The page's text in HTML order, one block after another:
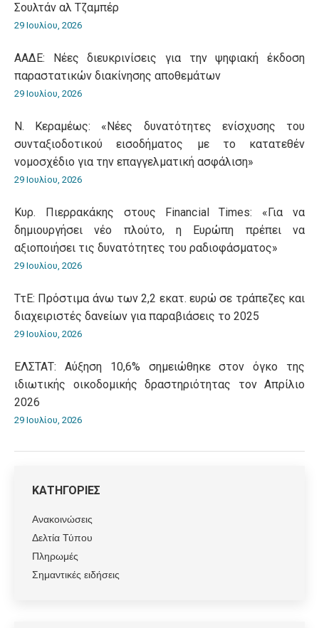
Σουλτάν αλ Τζαμπέρ
29 Ιουλίου, 2026
ΑΑΔΕ: Νέες διευκρινίσεις για την ψηφιακή έκδοση
παραστατικών διακίνησης αποθεμάτων
29 Ιουλίου, 2026
Ν. Κεραμέως: «Νέες δυνατότητες ενίσχυσης του
συνταξιοδοτικού εισοδήματος με το κατατεθέν
νομοσχέδιο για την επαγγελματική ασφάλιση»
29 Ιουλίου, 2026
Κυρ. Πιερρακάκης στους Financial Times: «Για να
δημιουργήσει νέο πλούτο, η Ευρώπη πρέπει να
αξιοποιήσει τις δυνατότητες του ραδιοφάσματος»
29 Ιουλίου, 2026
ΤτΕ: Πρόστιμα άνω των 2,2 εκατ. ευρώ σε τράπεζες και
διαχειριστές δανείων για παραβιάσεις το 2025
29 Ιουλίου, 2026
ΕΛΣΤΑΤ: Αύξηση 10,6% σημειώθηκε στον όγκο της
ιδιωτικής οικοδομικής δραστηριότητας τον Απρίλιο
2026
29 Ιουλίου, 2026
ΚΑΤΗΓΟΡΙΕΣ
Ανακοινώσεις
Δελτία Τύπου
Πληρωμές
Σημαντικές ειδήσεις